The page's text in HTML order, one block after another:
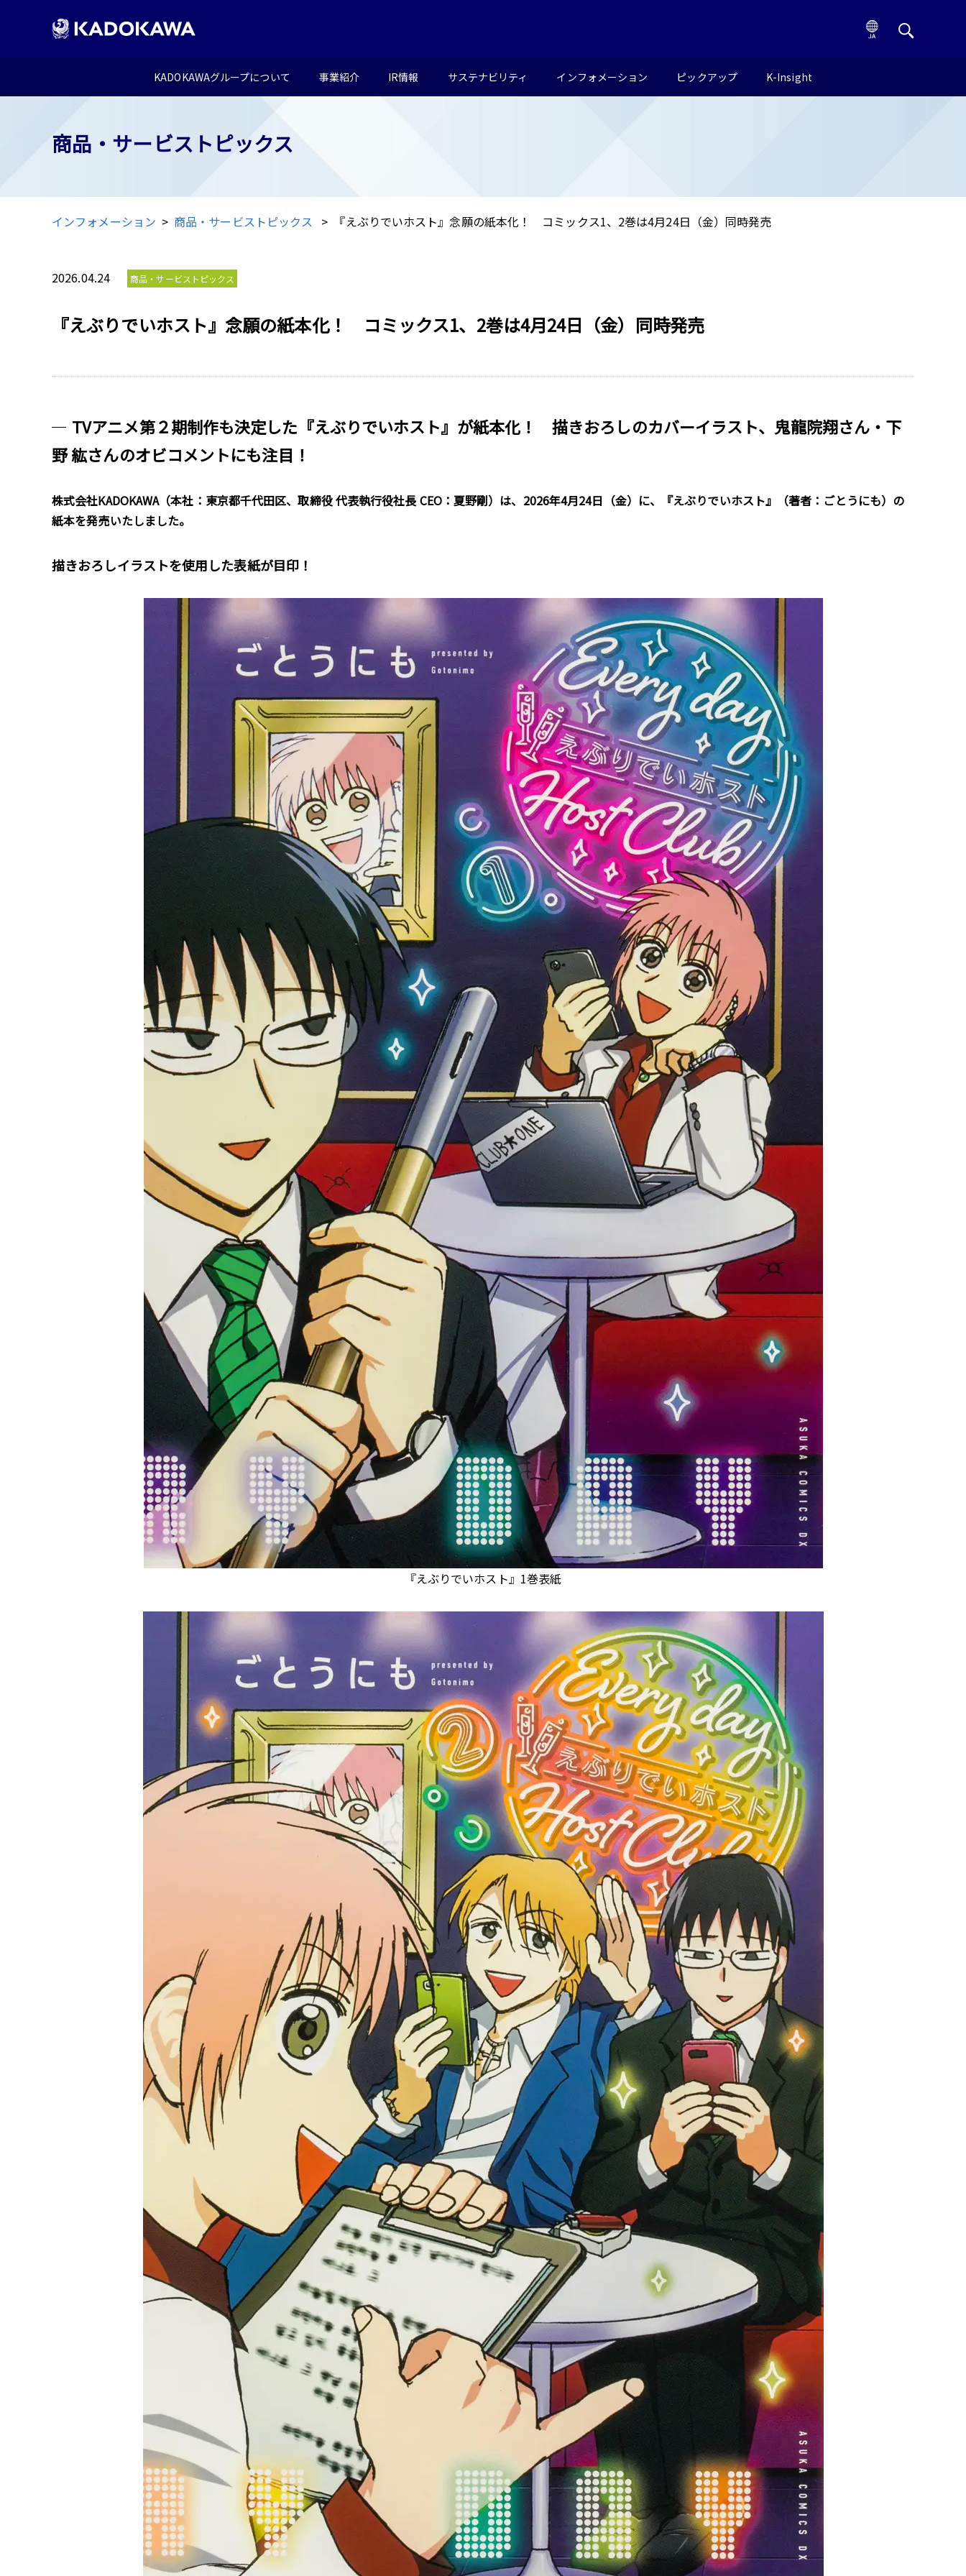
KADOKAWAグループについて 事業紹介 IR情報 サステナビリティ インフォメーション ピックアップ K-Insight
商品・サービストピックス
インフォメーション 商品・サービストピックス 『えぶりでいホスト』念願の紙本化！ コミックス1、2巻は4月24日（金）同時発売
2026.04.24 商品・サービストピックス
『えぶりでいホスト』念願の紙本化！ コミックス1、2巻は4月24日（金）同時発売
TVアニメ第２期制作も決定した『えぶりでいホスト』が紙本化！ 描きおろしのカバーイラスト、鬼龍院翔さん・下
野 紘さんのオビコメントにも注目！
株式会社KADOKAWA（本社：東京都千代田区、取締役 代表執行役社長 CEO：夏野剛）は、2026年4月24日（金）に、『えぶりでいホスト』（著者：ごとうにも）の
紙本を発売いたしました。
描きおろしイラストを使用した表紙が目印！
『えぶりでいホスト』1巻表紙